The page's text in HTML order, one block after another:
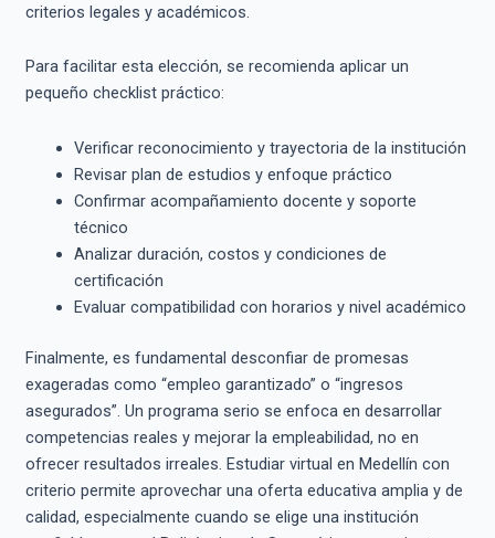
criterios legales y académicos.
Para facilitar esta elección, se recomienda aplicar un
pequeño checklist práctico:
Verificar reconocimiento y trayectoria de la institución
Revisar plan de estudios y enfoque práctico
Confirmar acompañamiento docente y soporte
técnico
Analizar duración, costos y condiciones de
certificación
Evaluar compatibilidad con horarios y nivel académico
Finalmente, es fundamental desconfiar de promesas
exageradas como “empleo garantizado” o “ingresos
asegurados”. Un programa serio se enfoca en desarrollar
competencias reales y mejorar la empleabilidad, no en
ofrecer resultados irreales. Estudiar virtual en Medellín con
criterio permite aprovechar una oferta educativa amplia y de
calidad, especialmente cuando se elige una institución